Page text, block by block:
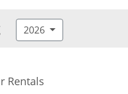
2026
Rentals